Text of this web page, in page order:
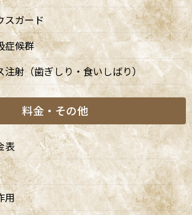
スガード
症候群
注射（歯ぎしり・食いしばり）
料金・その他
表
用